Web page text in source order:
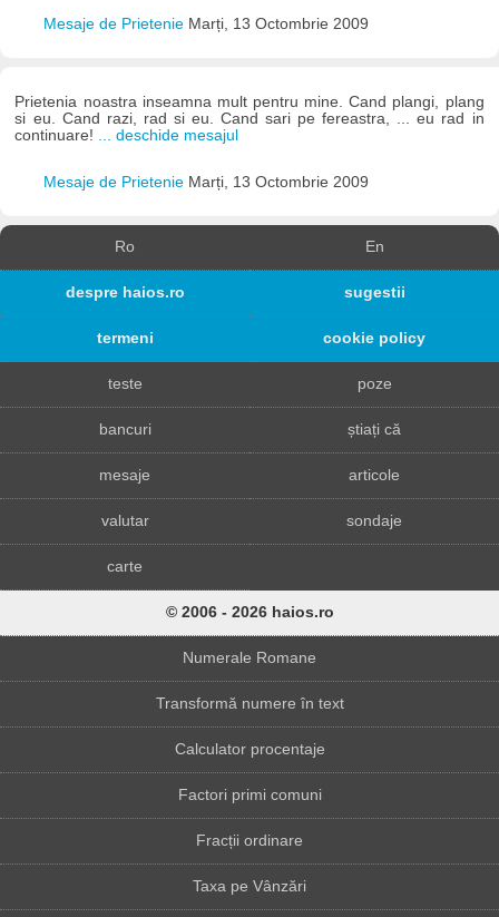
Mesaje de Prietenie Marți, 13 Octombrie 2009
Prietenia noastra inseamna mult pentru mine. Cand plangi, plang
si eu. Cand razi, rad si eu. Cand sari pe fereastra, ... eu rad in
continuare!
... deschide mesajul
Mesaje de Prietenie Marți, 13 Octombrie 2009
Ro En
despre haios.ro sugestii
termeni cookie policy
teste poze
bancuri știați că
mesaje articole
valutar sondaje
carte
© 2006 - 2026 haios.ro
Numerale Romane
Transformă numere în text
Calculator procentaje
Factori primi comuni
Fracții ordinare
Taxa pe Vânzări